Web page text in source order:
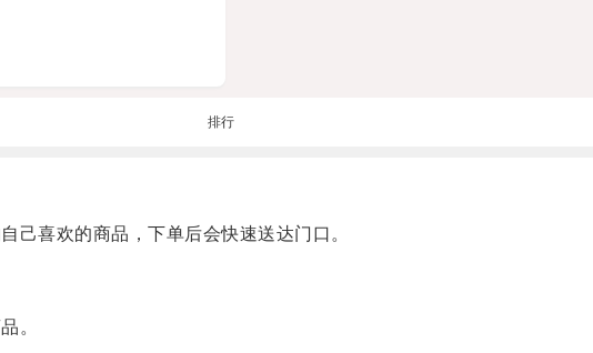
排行
喜欢的商品，下单后会快速送达门口。
。